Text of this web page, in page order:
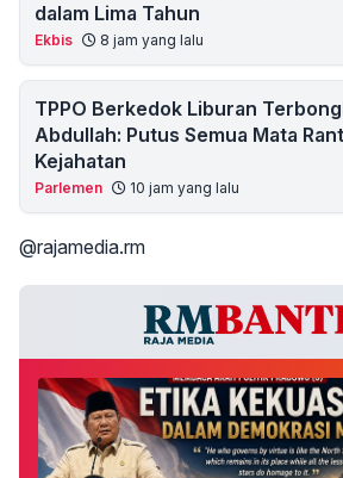
dalam Lima Tahun
Ekbis 8 jam yang lalu
TPPO Berkedok Liburan
Abdullah: Putus Semua Mata
Kejahatan
Parlemen 10 jam yang lalu
@rajamedia.rm